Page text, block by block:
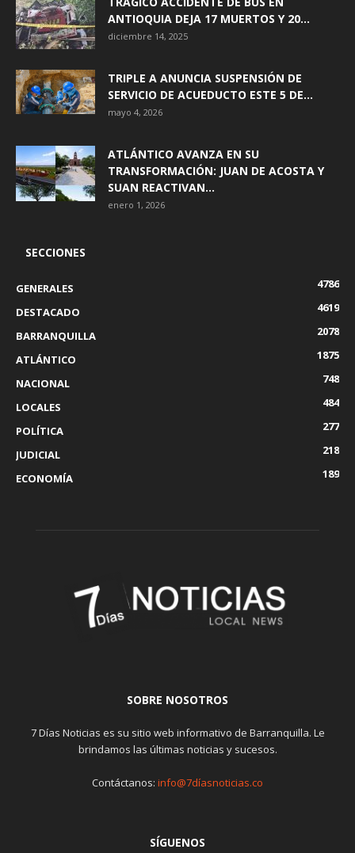
ANTIOQUIA DEJA 17 MUERTOS Y 20...
diciembre 14, 2025
TRIPLE A ANUNCIA SUSPENSIÓN DE
SERVICIO DE ACUEDUCTO ESTE 5 DE...
mayo 4, 2026
ATLÁNTICO AVANZA EN SU
TRANSFORMACIÓN: JUAN DE ACOSTA Y
SUAN REACTIVAN...
enero 1, 2026
SECCIONES
GENERALES
4786
DESTACADO
4619
BARRANQUILLA
2078
ATLÁNTICO
1875
NACIONAL
748
LOCALES
484
POLÍTICA
277
JUDICIAL
218
ECONOMÍA
189
SOBRE NOSOTROS
7 Días Noticias es su sitio web informativo de Barranquilla. Le
brindamos las últimas noticias y sucesos.
Contáctanos: info@7díasnoticias.co
SÍGUENOS